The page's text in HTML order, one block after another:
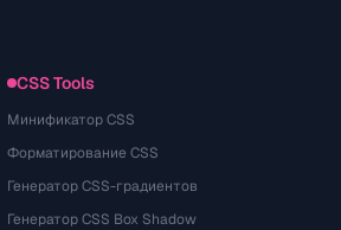
CSS Tools
Минификатор CSS
Форматирование CSS
Генератор CSS-градиентов
Генератор CSS Box Shadow